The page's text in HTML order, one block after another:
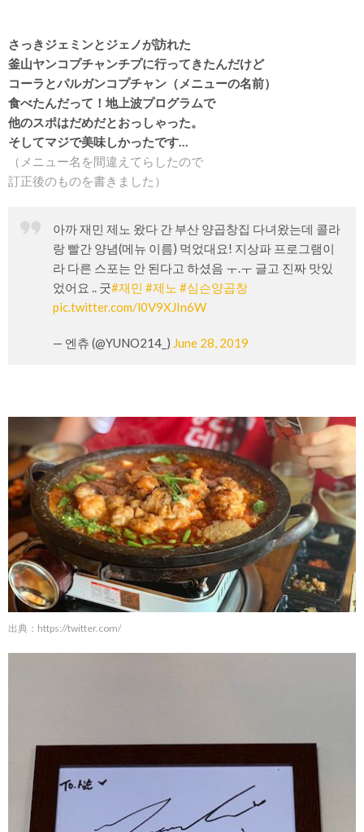
さっきジェミンとジェノが訪れた
釜山ヤンコプチャンチプに行ってきたんだけど
コーラとパルガンコプチャン（メニューの名前）
食べたんだって！地上波プログラムで
他のスポはだめだとおっしゃった。
そしてマジで美味しかったです…
（メニュー名を間違えてらしたので
訂正後のものを書きました）
아까 재민 제노 왔다 간 부산 양곱창집 다녀왔는데 콜라
랑 빨간 양념(메뉴 이름) 먹었대요! 지상파 프로그램이
라 다른 스포는 안 된다고 하셨음 ㅜ.ㅜ 글고 진짜 맛있
었어요 .. 굿#재민 #제노 #심슨양곱창
pic.twitter.com/l0V9XJIn6W
— 엔츄 (@YUNO214_) June 28, 2019
出典： https://twitter.com/